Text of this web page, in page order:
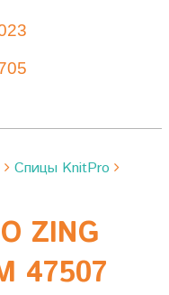
Спицы KnitPro
ZING